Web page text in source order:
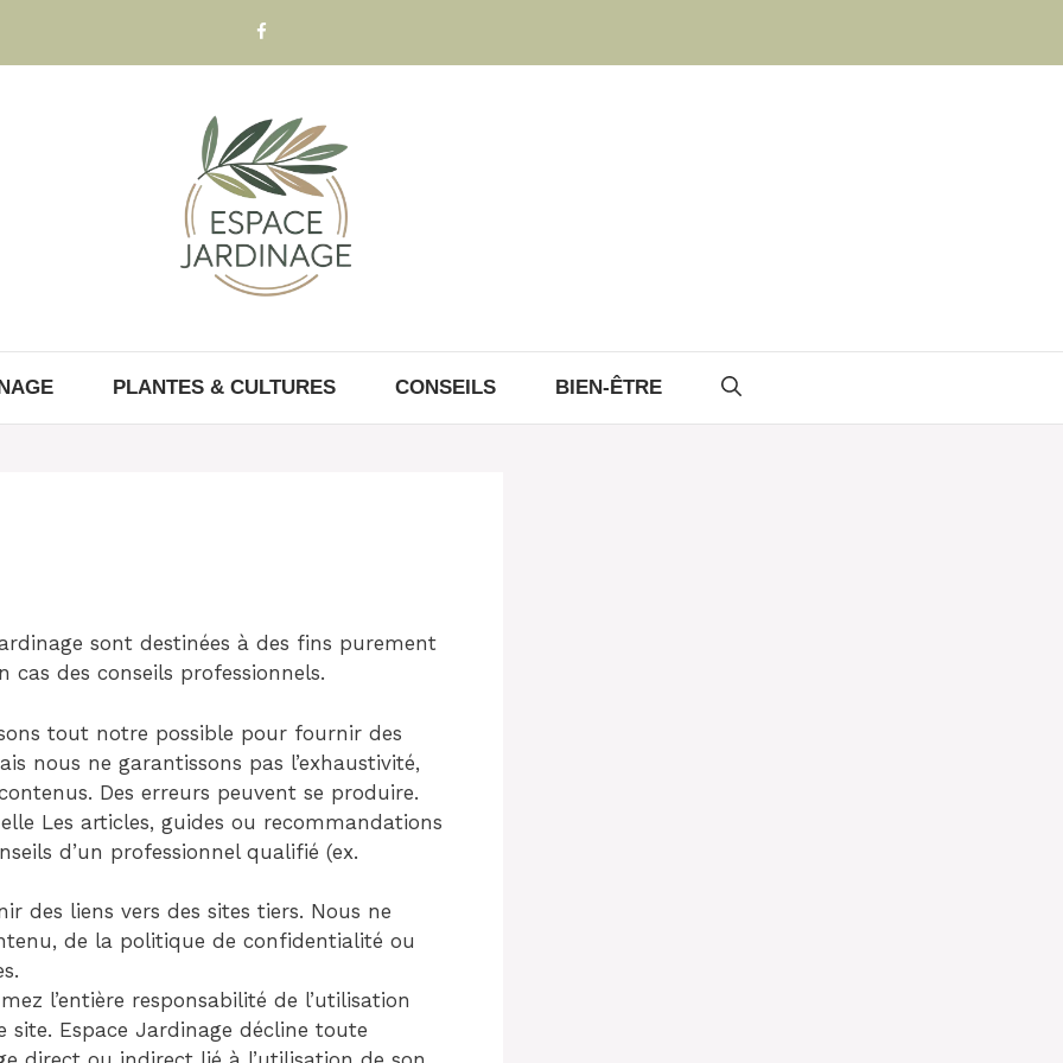
PLANTES & CULTURES CONSEILS BIEN-ÊTRE
sont destinées à des fins purement
des conseils professionnels.
tout notre possible pour fournir des
nous ne garantissons pas l’exhaustivité,
Des erreurs peuvent se produire.
Les articles, guides ou recommandations
d’un professionnel qualifié (ex.
des liens vers des sites tiers. Nous ne
de la politique de confidentialité ou
l’entière responsabilité de l’utilisation
Espace Jardinage décline toute